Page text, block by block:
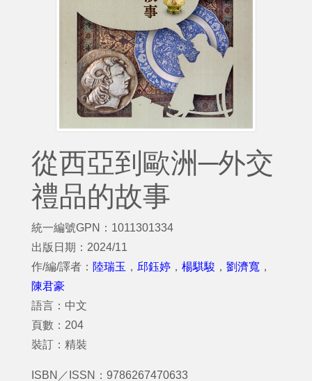
從西亞到歐洲─外交
禮品的故事
統一編號GPN：1011301334
出版日期：2024/11
作/編/譯者： 陸瑞玉 ， 邱鈺婷 ， 楊騏駿 ， 劉濟寬 ，
陳君豪
語言：中文
頁數：204
裝訂：精裝
ISBN／ISSN：9786267470633